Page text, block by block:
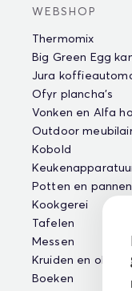
WEBSHOP
Thermomix
Big Green Egg
Jura
Ofyr plancha's
Vonken en Alfa
Outdoor
Kobold
Potten en pannen
Kookgerei
Tafelen
Messen
Kruiden en oliën
Boeken